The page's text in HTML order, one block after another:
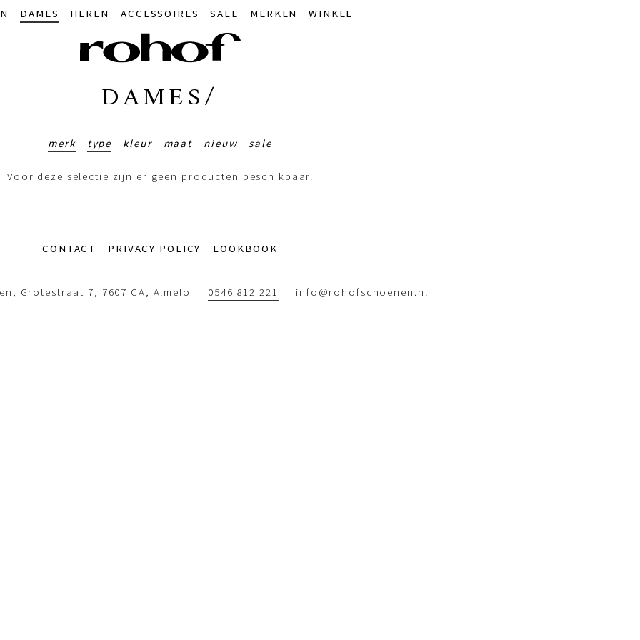
DAMES HEREN ACCESSOIRES SALE MERKEN WINKEL
DAMES/
merk type kleur maat nieuw sale
Voor deze selectie zijn er geen producten beschikbaar.
CONTACT PRIVACY POLICY LOOKBOOK
Grotestraat 7, 7607 CA, Almelo 0546 812 221 info@rohofschoenen.nl